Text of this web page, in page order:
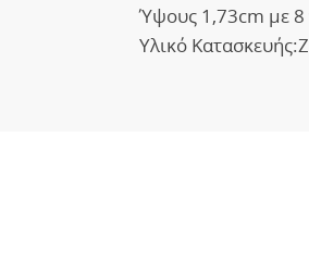
Ύψους 1,73cm με 8
Υλικό